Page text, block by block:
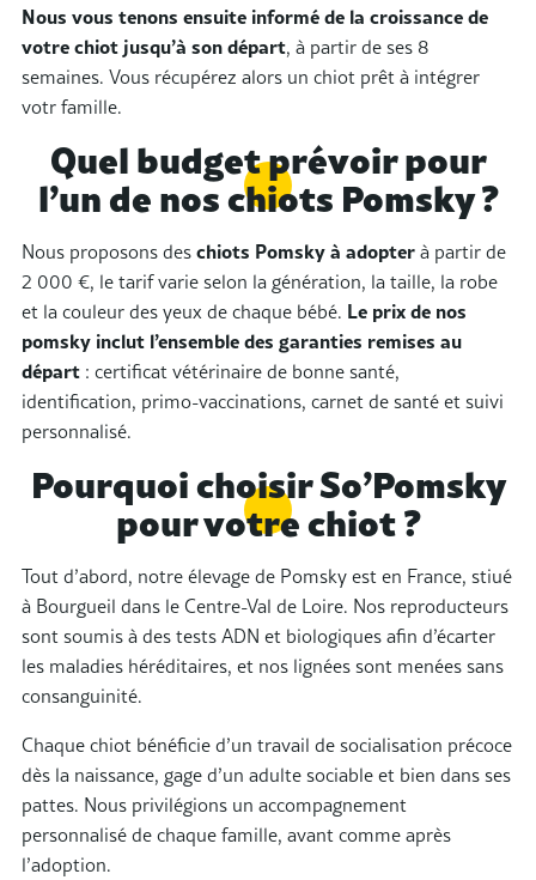
Nous vous tenons ensuite informé de la croissance de
votre chiot jusqu’à son départ, à partir de ses 8
semaines. Vous récupérez alors un chiot prêt à intégrer
votr famille.
Quel budget prévoir pour
l’un de nos chiots Pomsky ?
Nous proposons deschiots Pomsky à adopterà partir de
2 000 €, le tarif varie selon la génération, la taille, la robe
et la couleur des yeux de chaque bébé. Le prix de nos
pomskyinclut l’ensemble des garanties remises au
départ: certificat vétérinaire de bonne santé,
identification, primo-vaccinations, carnet de santé et suivi
personnalisé.
Pourquoi choisir So’Pomsky
pour votre chiot ?
Tout d’abord, notreélevage de Pomsky est en France, stiué
à Bourgueil dans le Centre-Val de Loire. Nos reproducteurs
sont soumis à des tests ADN et biologiques afin d’écarter
les maladies héréditaires, et nos lignées sont menées sans
consanguinité.
Chaque chiot bénéficie d’un travail de socialisation précoce
dès la naissance, gage d’un adulte sociable et bien dans ses
pattes. Nous privilégions un accompagnement
personnalisé de chaque famille, avant comme après
l’adoption.